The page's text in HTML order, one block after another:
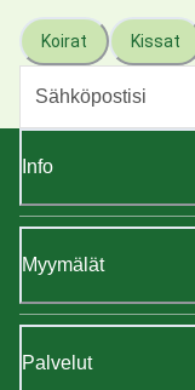
Koirat Kissat
Info
Myymälät
Palvelut